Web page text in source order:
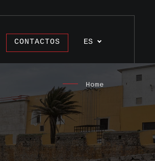
ES
CONTACTOS
Home